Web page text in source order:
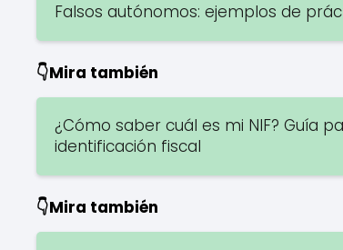
Falsos autónomos: ejemplos de
👇Mira también
¿Cómo saber cuál es mi NIF? Guía
identificación fiscal
👇Mira también